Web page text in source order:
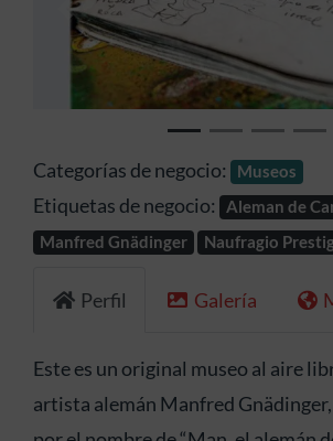
Anterior
Categorías de negocio: Museos
Etiquetas de negocio: Aleman de
Manfred Gnädinger
Naufragio
Perfil Galería
Este es un original museo al aire
artista alemán Manfred